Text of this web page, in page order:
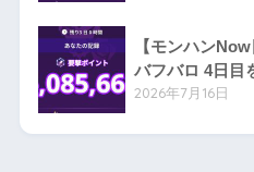
【モンハン
バフバロ 4日目
2026年7月16日